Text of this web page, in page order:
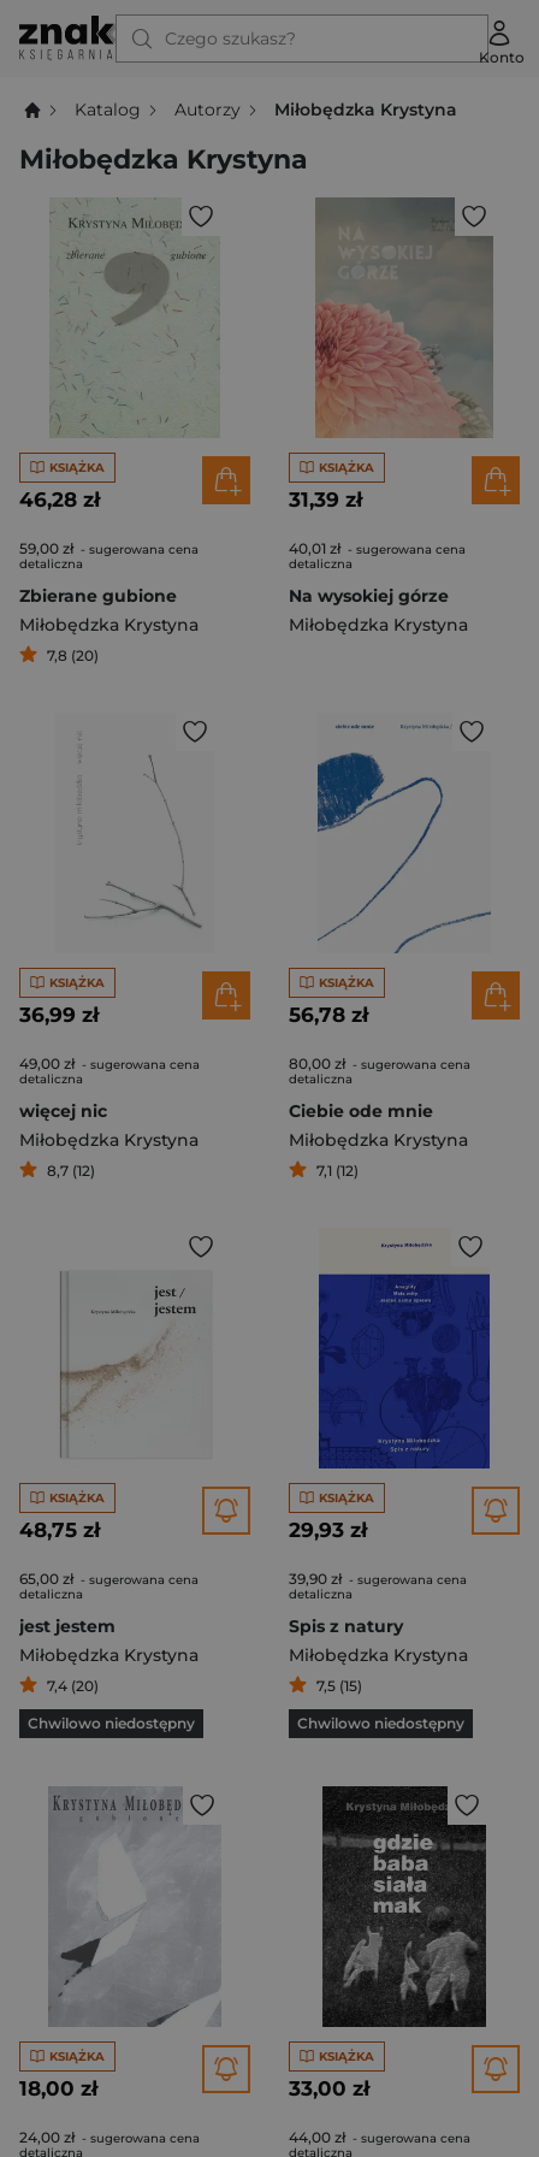
Czego szukasz?
Konto
Katalog Autorzy Miłobędzka Krystyna
Miłobędzka Krystyna
KSIĄŻKA
46,28 zł
59,00 zł - sugerowana cena
detaliczna
Zbierane gubione
Miłobędzka Krystyna
7,8 (20)
KSIĄŻKA
31,39 zł
40,01 zł - sugerowana cena
detaliczna
Na wysokiej górze
Miłobędzka Krystyna
KSIĄŻKA
36,99 zł
49,00 zł - sugerowana cena
detaliczna
więcej nic
Miłobędzka Krystyna
8,7 (12)
KSIĄŻKA
56,78 zł
80,00 zł - sugerowana cena
detaliczna
Ciebie ode mnie
Miłobędzka Krystyna
7,1 (12)
KSIĄŻKA
48,75 zł
65,00 zł - sugerowana cena
detaliczna
jest jestem
Miłobędzka Krystyna
7,4 (20)
Chwilowo niedostępny
KSIĄŻKA
29,93 zł
39,90 zł - sugerowana cena
detaliczna
Spis z natury
Miłobędzka Krystyna
7,5 (15)
Chwilowo niedostępny
KSIĄŻKA
18,00 zł
24,00 zł - sugerowana cena
detaliczna
KSIĄŻKA
33,00 zł
44,00 zł - sugerowana cena
detaliczna